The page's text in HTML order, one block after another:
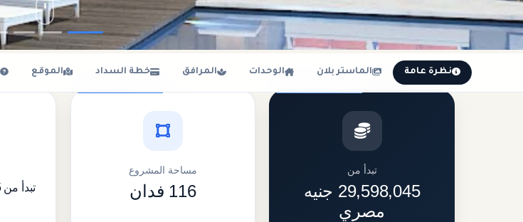
نظرة عامة الماستر بلان الوحدات المرافق خطة السداد الموقع
تبدأ من
29,598,045 جنيه
مصري
مساحة المشروع
116 فدان